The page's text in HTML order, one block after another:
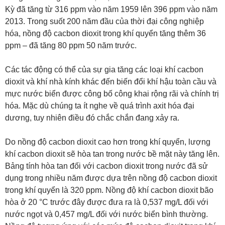
Kỳ đã tăng từ 316 ppm vào năm 1959 lên 396 ppm vào năm
2013. Trong suốt 200 năm đầu của thời đại công nghiệp
hóa, nồng độ cacbon dioxit trong khí quyển tăng thêm 36
ppm – đã tăng 80 ppm 50 năm trước.
Các tác động có thể của sự gia tăng các loại khí cacbon
dioxit và khí nhà kính khác đến biến đổi khí hậu toàn cầu và
mực nước biển được công bố công khai rộng rãi và chính trị
hóa. Mặc dù chúng ta ít nghe về quá trình axit hóa đại
dương, tuy nhiên điều đó chắc chắn đang xảy ra.
Do nồng độ cacbon dioxit cao hơn trong khí quyển, lượng
khí cacbon dioxit sẽ hòa tan trong nước bề mặt này tăng lên.
Bảng tính hòa tan đối với cacbon dioxit trong nước đã sử
dụng trong nhiều năm được dựa trên nồng độ cacbon dioxit
trong khí quyển là 320 ppm. Nồng độ khí cacbon dioxit bão
hòa ở 20 °C trước đây được đưa ra là 0,537 mg/L đối với
nước ngọt và 0,457 mg/L đối với nước biển bình thường.